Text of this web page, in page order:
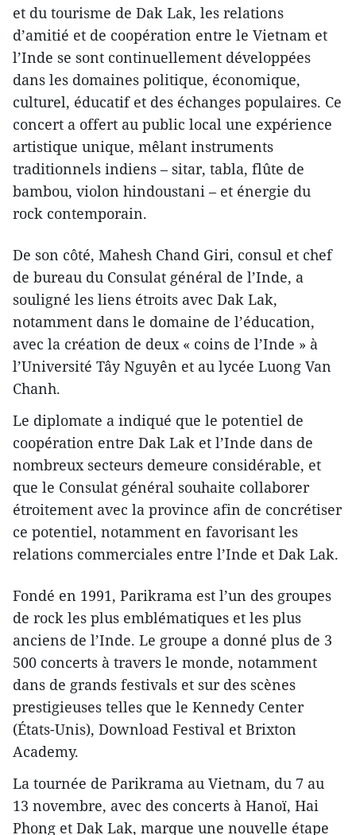
et du tourisme de Dak Lak, les relations
d’amitié et de coopération entre le Vietnam et
l’Inde se sont continuellement développées
dans les domaines politique, économique,
culturel, éducatif et des échanges populaires. Ce
concert a offert au public local une expérience
artistique unique, mêlant instruments
traditionnels indiens – sitar, tabla, flûte de
bambou, violon hindoustani – et énergie du
rock contemporain.
De son côté, Mahesh Chand Giri, consul et chef
de bureau du Consulat général de l’Inde, a
souligné les liens étroits avec Dak Lak,
notamment dans le domaine de l’éducation,
avec la création de deux « coins de l’Inde » à
l’Université Tây Nguyên et au lycée Luong Van
Chanh.
Le diplomate a indiqué que le potentiel de
coopération entre Dak Lak et l’Inde dans de
nombreux secteurs demeure considérable, et
que le Consulat général souhaite collaborer
étroitement avec la province afin de concrétiser
ce potentiel, notamment en favorisant les
relations commerciales entre l’Inde et Dak Lak.
Fondé en 1991, Parikrama est l’un des groupes
de rock les plus emblématiques et les plus
anciens de l’Inde. Le groupe a donné plus de 3
500 concerts à travers le monde, notamment
dans de grands festivals et sur des scènes
prestigieuses telles que le Kennedy Center
(États-Unis), Download Festival et Brixton
Academy.
La tournée de Parikrama au Vietnam, du 7 au
13 novembre, avec des concerts à Hanoï, Hai
Phong et Dak Lak, marque une nouvelle étape